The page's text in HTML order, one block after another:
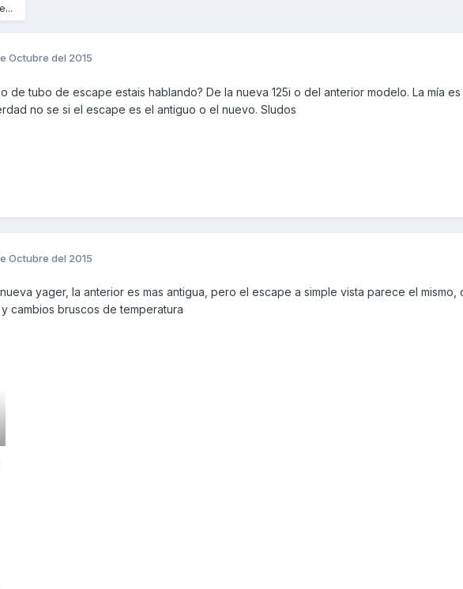
Octubre del 2015
de tubo de escape estais hablando? De la nueva 125i o del anterior modelo. La mía
no se si el escape es el antiguo o el nuevo. Sludos
Octubre del 2015
yager, la anterior es mas antigua, pero el escape a simple vista parece el mismo,
cambios bruscos de temperatura